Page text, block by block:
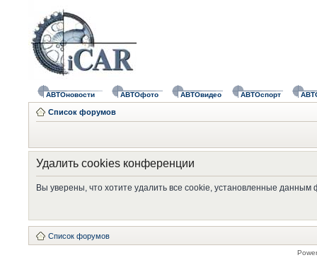
АВТОновости АВТОфото АВТОвидео АВТОспорт
Список форумов
Удалить cookies конференции
Вы уверены, что хотите удалить все cookie, установленные
Список форумов